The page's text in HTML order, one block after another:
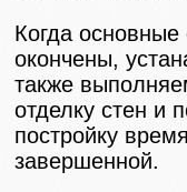
Когда
окончены,
также
отделку стен и
постройку
завершенной.